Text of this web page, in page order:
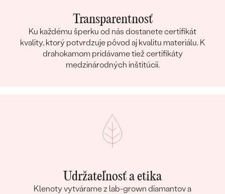
Transparentnosť
Ku každému šperku od nás dostanete certifikát
kvality, ktorý potvrdzuje pôvod aj kvalitu materiálu. K
drahokamom pridávame tiež certifikáty
medzinárodných inštitúcií.
Udržateľnosť a etika
Klenoty vytvárame z lab-grown diamantov a